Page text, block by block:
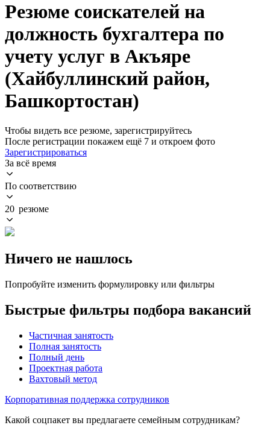
Резюме соискателей на
должность бухгалтера по
учету услуг в Акъяре
(Хайбуллинский район,
Башкортостан)
Чтобы видеть все резюме, зарегистрируйтесь
После регистрации покажем ещё 7 и откроем фото
Зарегистрироваться
За всё время
По соответствию
20 резюме
Ничего не нашлось
Попробуйте изменить формулировку или фильтры
Быстрые фильтры подбора вакансий
Частичная занятость
Полная занятость
Полный день
Проектная работа
Вахтовый метод
Корпоративная поддержка сотрудников
Какой соцпакет вы предлагаете семейным сотрудникам?